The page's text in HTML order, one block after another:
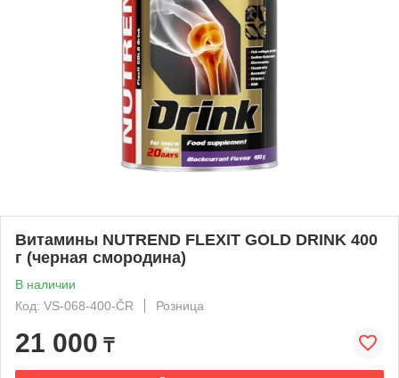
Витамины NUTREND FLEXIT GOLD DRINK 400
г (черная смородина)
В наличии
Код: VS-068-400-ČR
Розница
21 000 ₸